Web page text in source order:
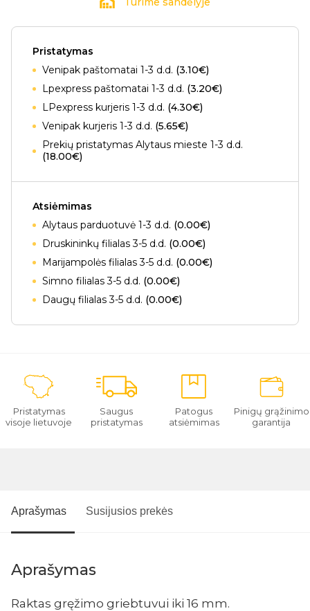
Pristatymas
Venipak paštomatai 1-3 d.d. (3.10€)
Lpexpress paštomatai 1-3 d.d. (3.20€)
LPexpress kurjeris 1-3 d.d. (4.30€)
Venipak kurjeris 1-3 d.d. (5.65€)
Prekių pristatymas Alytaus mieste 1-3 d.d.
(18.00€)
Atsiėmimas
Alytaus parduotuvė 1-3 d.d. (0.00€)
Druskininkų filialas 3-5 d.d. (0.00€)
Marijampolės filialas 3-5 d.d. (0.00€)
Simno filialas 3-5 d.d. (0.00€)
Daugų filialas 3-5 d.d. (0.00€)
Pristatymas
visoje lietuvoje
Saugus
pristatymas
Patogus
atsiėmimas
Pinigų grąžinimo
garantija
Aprašymas Susijusios prekės
Aprašymas
Raktas gręžimo griebtuvui iki 16 mm.